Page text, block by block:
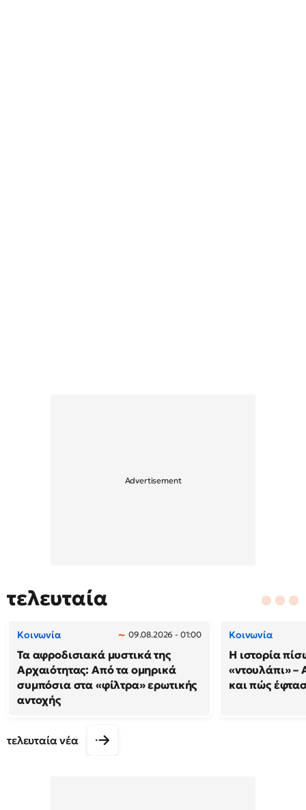
τελευταία
Κοινωνία 09.08.2026 - 01:00
Τα αφροδισιακά μυστικά της
Αρχαιότητας: Από τα ομηρικά
συμπόσια στα «φίλτρα» ερωτικής
αντοχής
Κοινωνία
Η ιστορία
«ντουλάπι» –
και πώς
τελευταία νέα